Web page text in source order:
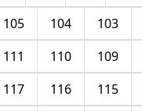
103
104
105
109
110
111
115
116
117